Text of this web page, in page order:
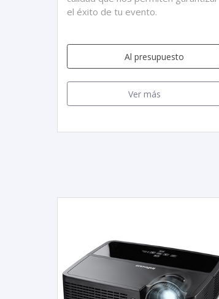
el éxito de tu evento.
Al presupuesto
Ver más